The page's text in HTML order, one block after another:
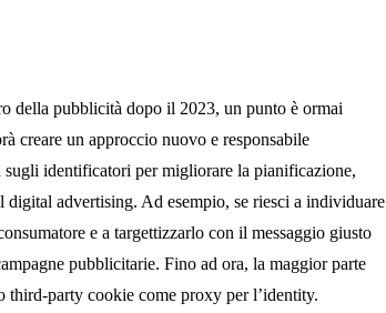
della pubblicità dopo il 2023, un punto è ormai
creare un approccio nuovo e responsabile
sugli identificatori per migliorare la pianificazione,
digital advertising. Ad esempio, se riesci a individuare
e a targettizzarlo con il messaggio giusto
pubblicitarie. Fino ad ora, la maggior parte
third-party cookie come proxy per l’identity.